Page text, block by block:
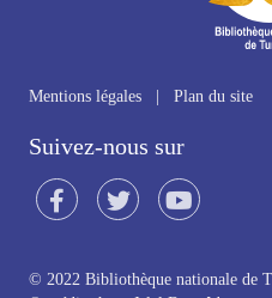
Mentions légales Plan du site
Suivez-nous sur
© 2022 Bibliothèque nationale de